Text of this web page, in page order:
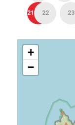
21 22 23
+
−